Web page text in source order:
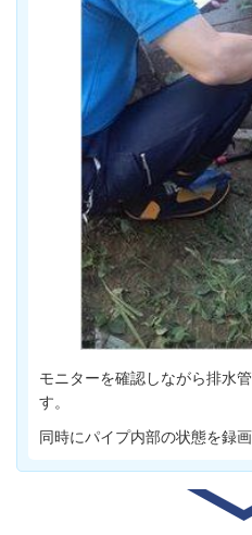
モニターを確認しながら排水
す。
同時にパイプ内部の状態を録画